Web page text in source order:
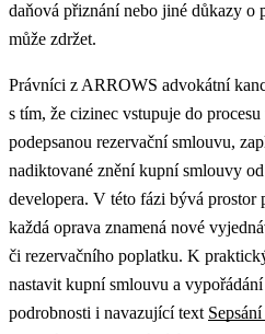
daňová přiznání nebo jiné důkazy o
může zdržet.
Právníci z ARROWS advokátní
s tím, že cizinec vstupuje do
podepsanou rezervační smlouvu,
nadiktované znění kupní smlouvy
developera. V této fázi bývá prostor
každá oprava znamená nové
či rezervačního poplatku. K
nastavit kupní smlouvu a
podrobnosti i navazující text